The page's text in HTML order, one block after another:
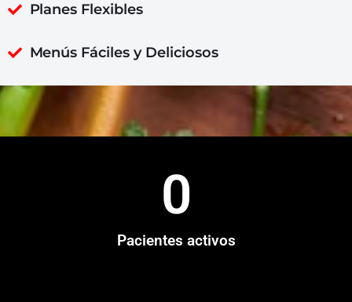
Planes Flexibles
Menús Fáciles y Deliciosos
Pacientes activos
0